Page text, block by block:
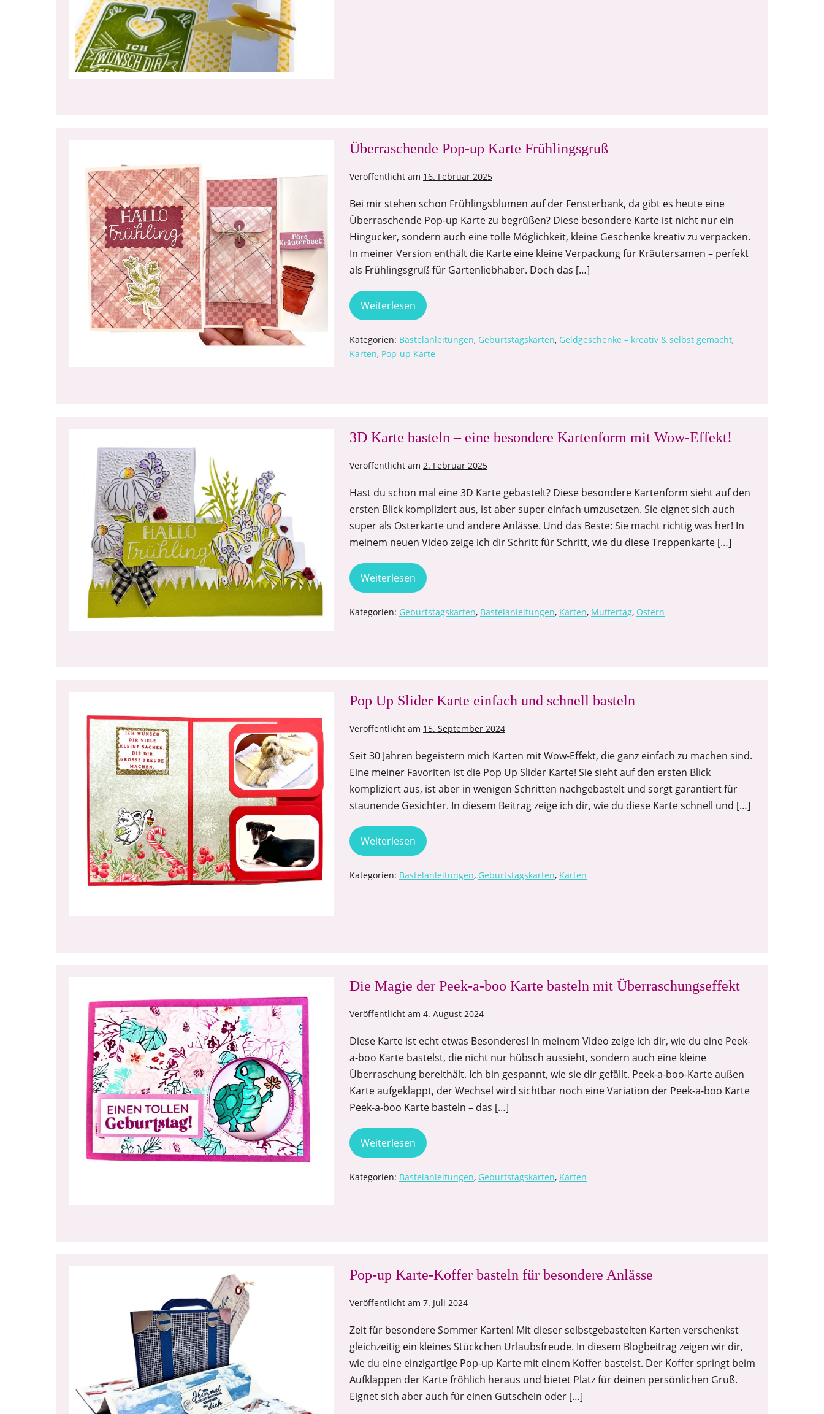
Überraschende Pop-up Karte Frühlingsgruß
Veröffentlicht am 16. Februar 2025
Bei mir stehen schon Frühlingsblumen auf der Fensterbank, da gibt es heute eine
Überraschende Pop-up Karte zu begrüßen? Diese besondere Karte ist nicht nur ein
Hingucker, sondern auch eine tolle Möglichkeit, kleine Geschenke kreativ zu verpacken.
In meiner Version enthält die Karte eine kleine Verpackung für Kräutersamen – perfekt
als Frühlingsgruß für Gartenliebhaber. Doch das […]
Weiterlesen
Kategorien: Bastelanleitungen, Geburtstagskarten, Geldgeschenke – kreativ & selbst gemacht,
Karten, Pop-up Karte
3D Karte basteln – eine besondere Kartenform mit Wow-Effekt!
Veröffentlicht am 2. Februar 2025
Hast du schon mal eine 3D Karte gebastelt? Diese besondere Kartenform sieht auf den
ersten Blick kompliziert aus, ist aber super einfach umzusetzen. Sie eignet sich auch
super als Osterkarte und andere Anlässe. Und das Beste: Sie macht richtig was her! In
meinem neuen Video zeige ich dir Schritt für Schritt, wie du diese Treppenkarte […]
Weiterlesen
Kategorien: Geburtstagskarten, Bastelanleitungen, Karten, Muttertag, Ostern
Pop Up Slider Karte einfach und schnell basteln
Veröffentlicht am 15. September 2024
Seit 30 Jahren begeistern mich Karten mit Wow-Effekt, die ganz einfach zu machen sind.
Eine meiner Favoriten ist die Pop Up Slider Karte! Sie sieht auf den ersten Blick
kompliziert aus, ist aber in wenigen Schritten nachgebastelt und sorgt garantiert für
staunende Gesichter. In diesem Beitrag zeige ich dir, wie du diese Karte schnell und […]
Weiterlesen
Kategorien: Bastelanleitungen, Geburtstagskarten, Karten
Die Magie der Peek-a-boo Karte basteln mit Überraschungseffekt
Veröffentlicht am 4. August 2024
Diese Karte ist echt etwas Besonderes! In meinem Video zeige ich dir, wie du eine Peek-
a-boo Karte bastelst, die nicht nur hübsch aussieht, sondern auch eine kleine
Überraschung bereithält. Ich bin gespannt, wie sie dir gefällt. Peek-a-boo-Karte außen
Karte aufgeklappt, der Wechsel wird sichtbar noch eine Variation der Peek-a-boo Karte
Peek-a-boo Karte basteln – das […]
Weiterlesen
Kategorien: Bastelanleitungen, Geburtstagskarten, Karten
Pop-up Karte-Koffer basteln für besondere Anlässe
Veröffentlicht am 7. Juli 2024
Zeit für besondere Sommer Karten! Mit dieser selbstgebastelten Karten verschenkst
gleichzeitig ein kleines Stückchen Urlaubsfreude. In diesem Blogbeitrag zeigen wir dir,
wie du eine einzigartige Pop-up Karte mit einem Koffer bastelst. Der Koffer springt beim
Aufklappen der Karte fröhlich heraus und bietet Platz für deinen persönlichen Gruß.
Eignet sich aber auch für einen Gutschein oder […]